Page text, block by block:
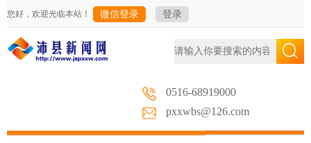
您好，欢迎光临本站！ 微信登录 登录
0516-68919000
pxxwbs@126.com